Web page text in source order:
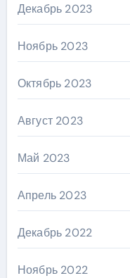
Декабрь 2023
Ноябрь 2023
Октябрь 2023
Август 2023
Май 2023
Апрель 2023
Декабрь 2022
Ноябрь 2022